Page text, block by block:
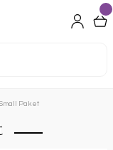
Paket